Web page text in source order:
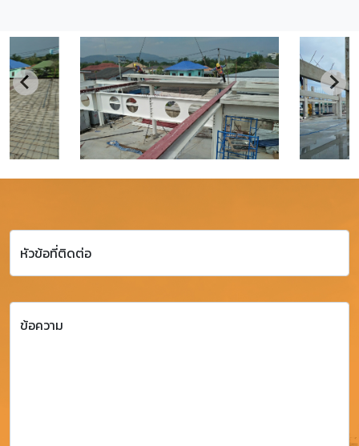
หัวข้อที่ติดต่อ
ข้อความ